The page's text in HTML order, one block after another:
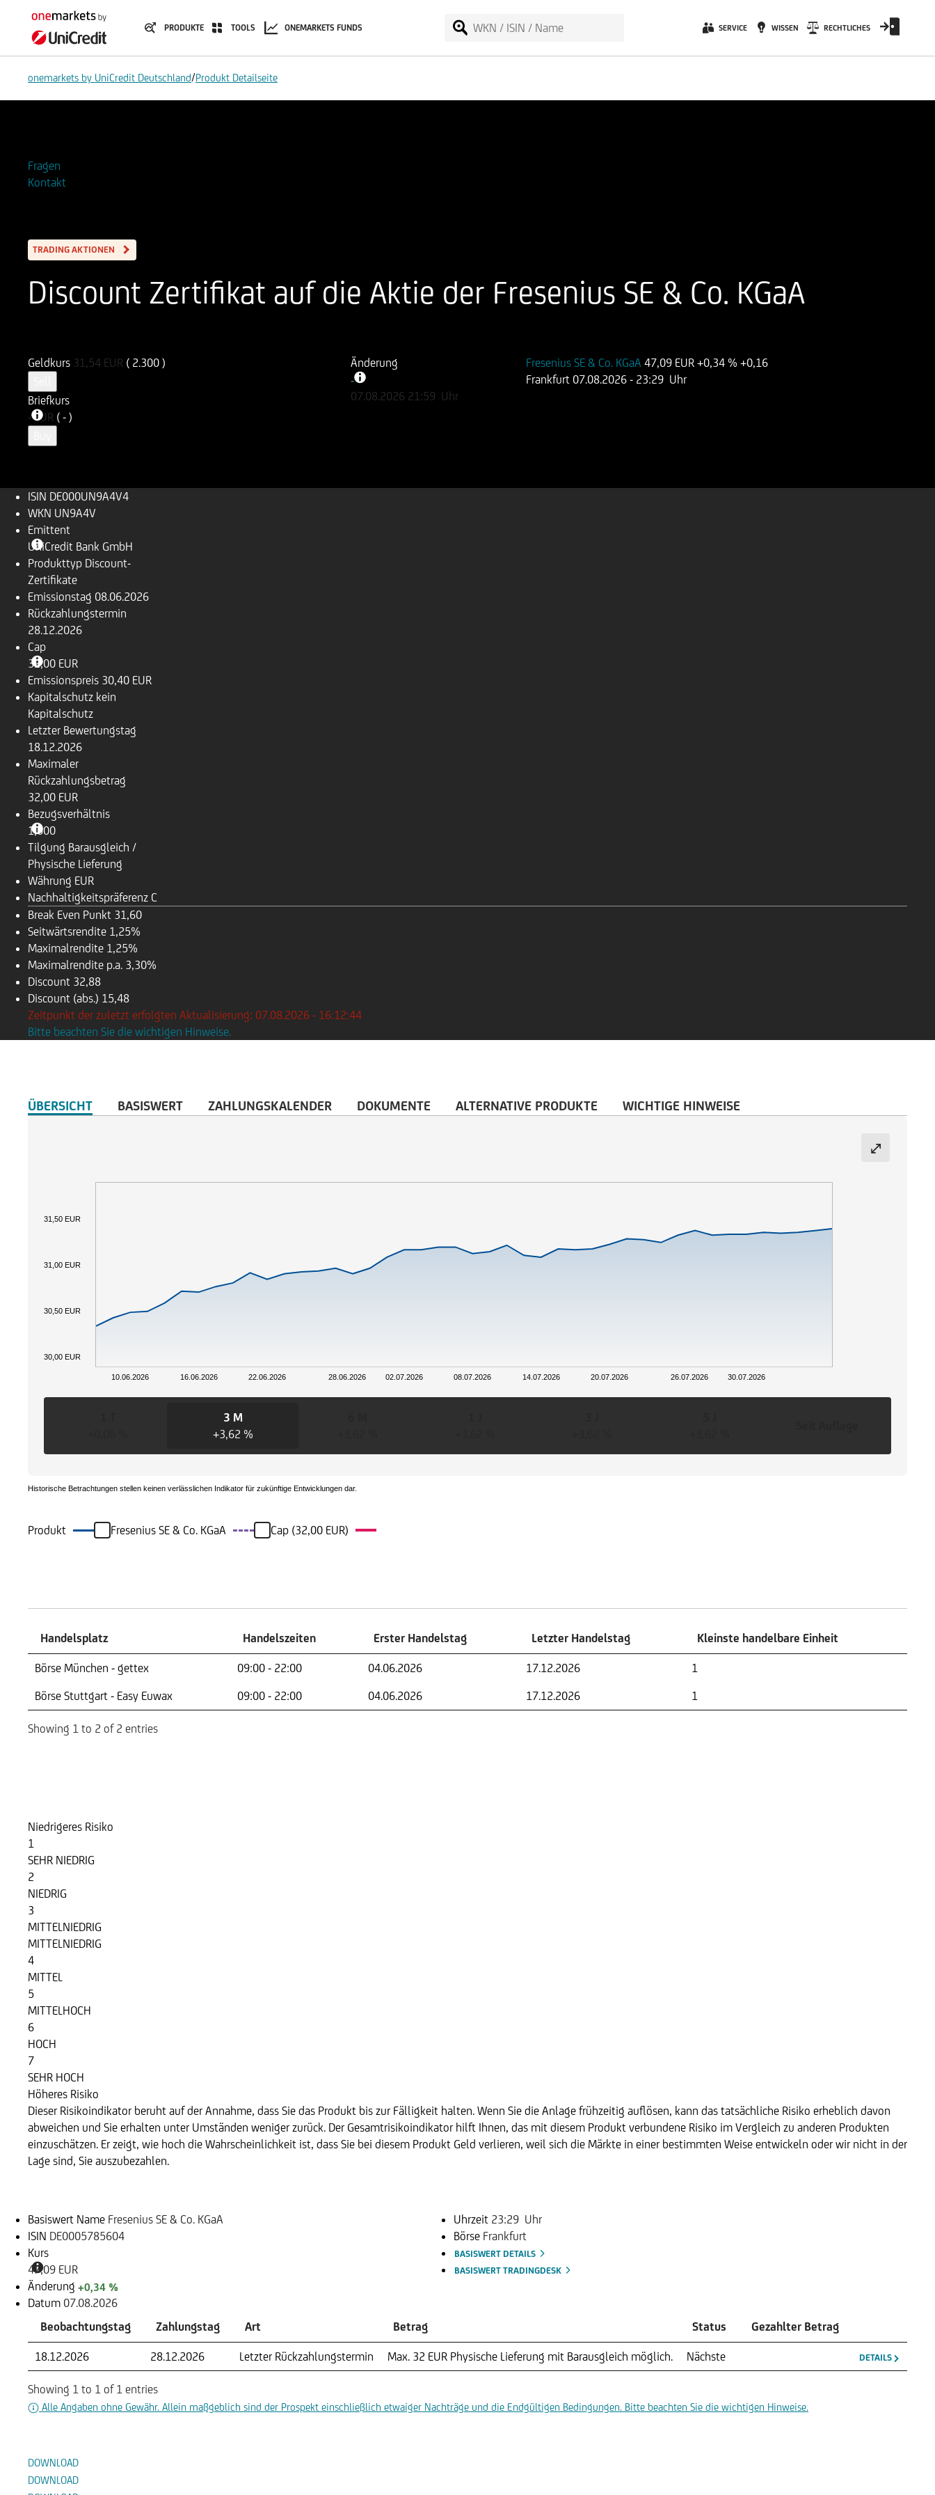
PRODUKTE TOOLS ONEMARKETS FUNDS SERVICE WISSEN RECHTLICHES
onemarkets by UniCredit Deutschland/Produkt Detailseite
Fragen
Kontakt
TRADING AKTIONEN
Discount Zertifikat auf die Aktie der Fresenius SE & Co. KGaA
Geldkurs 31,54 EUR ( 2.300 )
Briefkurs
-EUR ( - )
Änderung
--
07.08.2026 21:59 Uhr
Fresenius SE & Co. KGaA47,09 EUR +0,34 %+0,16
Frankfurt 07.08.2026 - 23:29 Uhr
ISIN DE000UN9A4V4
WKN UN9A4V
Emittent
UniCredit Bank GmbH
Produkttyp Discount-
Zertifikate
Emissionstag 08.06.2026
Rückzahlungs­termin
28.12.2026
Cap
32,00 EUR
Emissionspreis 30,40 EUR
Kapitalschutz kein
Kapitalschutz
Letzter Bewertungstag
18.12.2026
Maximaler
Rückzahlungsbetrag
32,00 EUR
Bezugsverhältnis
1,000
Tilgung Barausgleich /
Physische Lieferung
Währung EUR
Nachhaltigkeitspräferenz C
Break Even Punkt 31,60
Seitwärtsrendite 1,25%
Maximalrendite 1,25%
Maximalrendite p.a. 3,30%
Discount 32,88
Discount (abs.) 15,48
Zeitpunkt der zuletzt erfolgten Aktualisierung: 07.08.2026 - 16:12:44
Bitte beachten Sie die wichtigen Hinweise.
ÜBERSICHT BASISWERT ZAHLUNGSKALENDER DOKUMENTE ALTERNATIVE PRODUKTE WICHTIGE HINWEISE
10.06.2026 16.06.2026 22.06.2026 28.06.2026 02.07.2026 08.07.2026 14.07.2026 20.07.2026 26.07.2026 30.07.2026
30,00 EUR
30,50 EUR
31,00 EUR
31,50 EUR
3 M
+3,62 %
Historische Betrachtungen stellen keinen verlässlichen Indikator für zukünftige Entwicklungen dar.
Produkt Fresenius SE & Co. KGaA Cap (32,00 EUR)
Handelsplatz Handelszeiten Erster Handelstag Letzter Handelstag
Kleinste handelbare Einheit
Handelsplatz
Handelszeiten Erster Handelstag Letzter Handelstag
Börse München - gettex 09:00 - 22:00 04.06.2026 17.12.2026
1
Börse Stuttgart - Easy Euwax
09:00 - 22:00 04.06.2026 17.12.2026 1
Showing 1 to 2 of 2 entries
Niedrigeres Risiko
1
SEHR NIEDRIG
2
NIEDRIG
3
MITTELNIEDRIG
MITTELNIEDRIG
4
MITTEL
5
MITTELHOCH
6
HOCH
7
SEHR HOCH
Höheres Risiko
Dieser Risikoindikator beruht auf der Annahme, dass Sie das Produkt bis zur Fälligkeit halten. Wenn Sie die Anlage frühzeitig auflösen, kann das tatsächliche Risiko erheblich davon
abweichen und Sie erhalten unter Umständen weniger zurück. Der Gesamtrisikoindikator hilft Ihnen, das mit diesem Produkt verbundene Risiko im Vergleich zu anderen Produkten
einzuschätzen. Er zeigt, wie hoch die Wahrscheinlichkeit ist, dass Sie bei diesem Produkt Geld verlieren, weil sich die Märkte in einer bestimmten Weise entwickeln oder wir nicht in der
Lage sind, Sie auszubezahlen.
Basiswert Name Fresenius SE & Co. KGaA
ISIN DE0005785604
Kurs
47,09 EUR
Änderung +0,34 %
Datum 07.08.2026
Uhrzeit 23:29 Uhr
Börse Frankfurt
BASISWERT DETAILS
BASISWERT TRADINGDESK
Beobachtungstag Zahlungstag Art Betrag Status Gezahlter Betrag
18.12.2026 28.12.2026 Letzter Rückzahlungstermin Max. 32 EUR Physische Lieferung mit Barausgleich möglich. Nächste DETAILS
Showing 1 to 1 of 1 entries
Alle Angaben ohne Gewähr. Allein maßgeblich sind der Prospekt einschließlich etwaiger Nachträge und die Endgültigen Bedingungen. Bitte beachten Sie die wichtigen Hinweise.
DOWNLOAD
DOWNLOAD